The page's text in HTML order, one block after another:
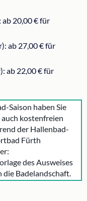
20,00 € für
ab 27,00 € für
ab 22,00 € für
Saison haben Sie
kostenfreien
der Hallenbad-
Fürth
des Ausweises
Badelandschaft.